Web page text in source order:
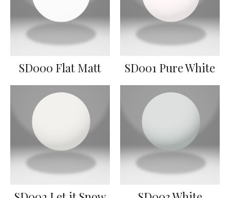
SD000 Flat Matt SD001 Pure White